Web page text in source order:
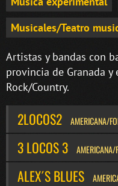
Musicales/Teatro
Artistas y bandas con
provincia de Granada
Rock/Country.
2LOCOS2 AMERICANA/
3 LOCOS 3
ALEX´S BLUES